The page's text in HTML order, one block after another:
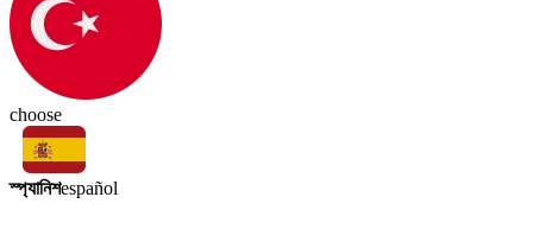
choose
স্প্যানিশespañol